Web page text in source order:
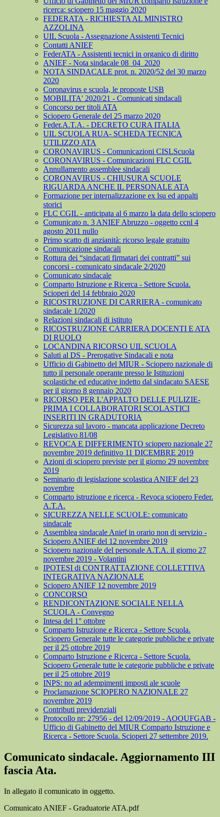
ricerca: sciopero 15 maggio 2020
FEDERATA - RICHIESTA AL MINISTRO
AZZOLINA
UIL Scuola - Assegnazione Assistenti Tecnici
Contatti ANIEF
FederATA - Assistenti tecnici in organico di diritto
ANIEF - Nota sindacale 08_04_2020
NOTA SINDACALE prot. n. 2020/52 del 30 marzo
2020
Coronavirus e scuola, le proposte USB
MOBILITA' 2020/21 - Comunicati sindacali
Concorso per titoli ATA
Sciopero Generale del 25 marzo 2020
Feder.A.T.A. - DECRETO CURA ITALIA
UIL SCUOLA RUA- SCHEDA TECNICA
UTILIZZO ATA
CORONAVIRUS - Comunicazioni CISLScuola
CORONAVIRUS - Comunicazioni FLC CGIL
Annullamento assemblee sindacali
CORONAVIRUS - CHIUSURA SCUOLE
RIGUARDA ANCHE IL PERSONALE ATA
Formazione per internalizzazione ex lsu ed appalti
storici
FLC CGIL - anticipata al 6 marzo la data dello sciopero
Comunicato n. 3 ANIEF Abruzzo - oggetto ccnl 4
agosto 2011 nullo
Primo scatto di anzianità: ricorso legale gratuito
Comunicazione sindacali
Rottura dei “sindacati firmatari dei contratti” sui
concorsi - comunicato sindacale 2/2020
Comunicato sindacale
Comparto Istruzione e Ricerca - Settore Scuola.
Scioperi del 14 febbraio 2020
RICOSTRUZIONE DI CARRIERA - comunicato
sindacale 1/2020
Relazioni sindacali di istituto
RICOSTRUZIONE CARRIERA DOCENTI E ATA
DI RUOLO
LOCANDINA RICORSO UIL SCUOLA
Saluti al DS - Prerogative Sindacali e nota
Ufficio di Gabinetto del MIUR - Sciopero nazionale di
tutto il personale operante presso le Istituzioni
scolastiche ed educative indetto dal sindacato SAESE
per il giorno 8 gennaio 2020
RICORSO PER L'APPALTO DELLE PULIZIE-
PRIMA I COLLABORATORI SCOLASTICI
INSERITI IN GRADUTORIA
Sicurezza sul lavoro - mancata applicazione Decreto
Legislativo 81/08
REVOCA E DIFFERIMENTO sciopero nazionale 27
novembre 2019 definitivo 11 DICEMBRE 2019
Azioni di sciopero previste per il giorno 29 novembre
2019
Seminario di legislazione scolastica ANIEF del 23
novembre
Comparto istruzione e ricerca - Revoca sciopero Feder.
A.T.A.
SICUREZZA NELLE SCUOLE: comunicato
sindacale
Assemblea sindacale Anief in orario non di servizio -
Sciopero ANIEF del 12 novembre 2019
Sciopero nazionale del personale A.T.A. il giorno 27
novembre 2019 - Volantini
IPOTESI di CONTRATTAZIONE COLLETTIVA
INTEGRATIVA NAZIONALE
Sciopero ANIEF 12 novembre 2019
CONCORSO
RENDICONTAZIONE SOCIALE NELLA
SCUOLA - Convegno
Intesa del 1° ottobre
Comparto Istruzione e Ricerca - Settore Scuola.
Sciopero Generale tutte le categorie pubbliche e private
per il 25 ottobre 2019
Comparto Istruzione e Ricerca - Settore Scuola.
Sciopero Generale tutte le categorie pubbliche e private
per il 25 ottobre 2019
INPS: no ad adempimenti imposti ale scuole
Proclamazione SCIOPERO NAZIONALE 27
novembre 2019
Contributi previdenziali
Protocollo nr: 27956 - del 12/09/2019 - AOOUFGAB -
Ufficio di Gabinetto del MIUR Comparto Istruzione e
Ricerca - Settore Scuola. Scioperi 27 settembre 2019.
Comunicato sindacale. Aggiornamento III
fascia Ata.
In allegato il comunicato in oggetto.
Comunicato ANIEF - Graduatorie ATA.pdf